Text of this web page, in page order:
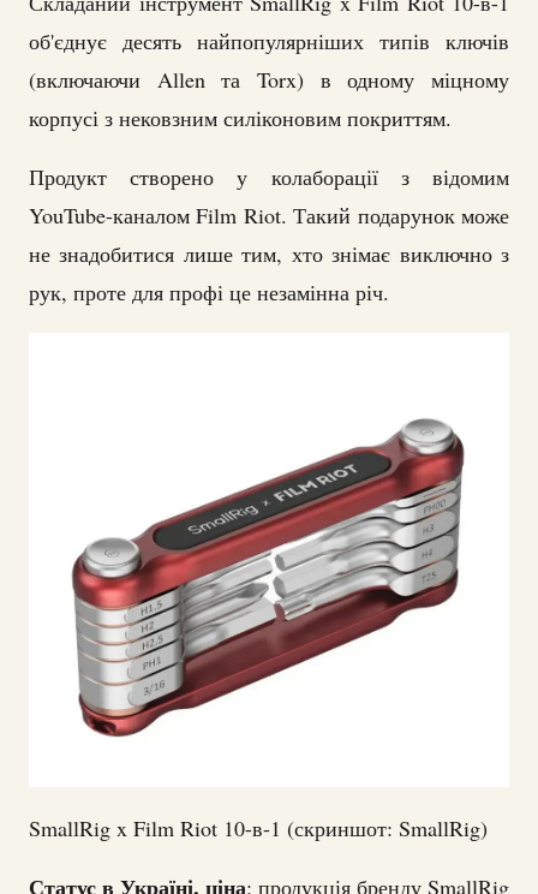
об'єднує десять найпопулярніших типів ключів
(включаючи Allen та Torx) в одному міцному
корпусі з нековзним силіконовим покриттям.
Продукт створено у колаборації з відомим
YouTube-каналом Film Riot. Такий подарунок може
не знадобитися лише тим, хто знімає виключно з
рук, проте для профі це незамінна річ.
SmallRig x Film Riot 10-в-1 (скриншот: SmallRig)
Статус в Україні, ціна: продукція бренду SmallRig